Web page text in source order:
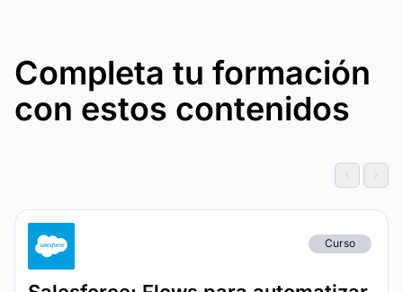
Completa tu formación
con estos contenidos
Curso